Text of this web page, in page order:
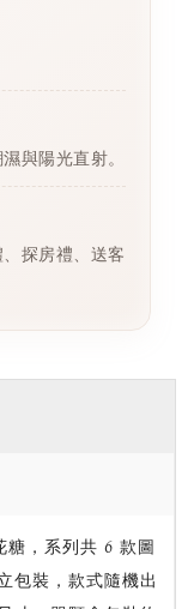
與陽光直射。
探房禮、送客
糖，系列共 6 款圖
包裝，款式隨機出